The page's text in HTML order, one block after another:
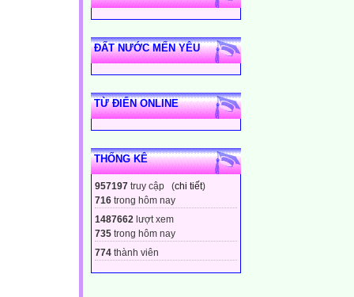
ĐẤT NƯỚC MẾN YÊU
TỪ ĐIỂN ONLINE
THỐNG KÊ
957197 truy cập (chi tiết)
716 trong hôm nay
1487662 lượt xem
735 trong hôm nay
774 thành viên